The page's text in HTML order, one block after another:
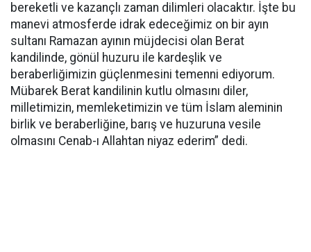
bereketli ve kazançlı zaman dilimleri olacaktır. İşte bu
manevi atmosferde idrak edeceğimiz on bir ayın
sultanı Ramazan ayının müjdecisi olan Berat
kandilinde, gönül huzuru ile kardeşlik ve
beraberliğimizin güçlenmesini temenni ediyorum.
Mübarek Berat kandilinin kutlu olmasını diler,
milletimizin, memleketimizin ve tüm İslam aleminin
birlik ve beraberliğine, barış ve huzuruna vesile
olmasını Cenab-ı Allahtan niyaz ederim” dedi.